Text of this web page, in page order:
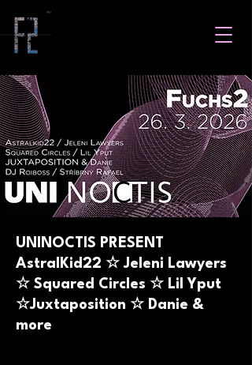
UNINOCTIS PRESENT
AstralKid22 ☆ Jeleni Lawyers
☆ Squared Circles ☆ Lil Yput
☆Juxtaposition ☆ Danie &
more